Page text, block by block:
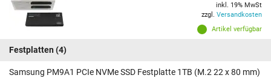
Artikel verfügbar
inkl. 19% MwSt
zzgl. Versandkosten
Festplatten (4)
Samsung PM9A1 PCIe NVMe SSD Festplatte 1TB (M.2 22 x 80 mm)